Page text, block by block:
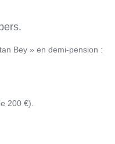
Bey » en demi-pension :
200 €).